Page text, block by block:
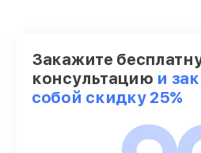
Закажите
консультацию и
собой скидку 25%